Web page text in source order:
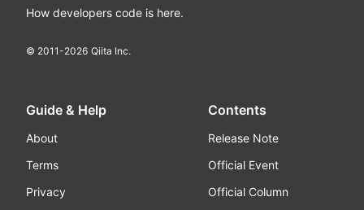
How developers code is here.
© 2011-2026 Qiita Inc.
Guide & Help
About
Terms
Privacy
Contents
Release Note
Official Event
Official Column